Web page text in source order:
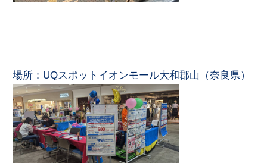
場所：UQスポットイオンモール大和郡山（奈良県）